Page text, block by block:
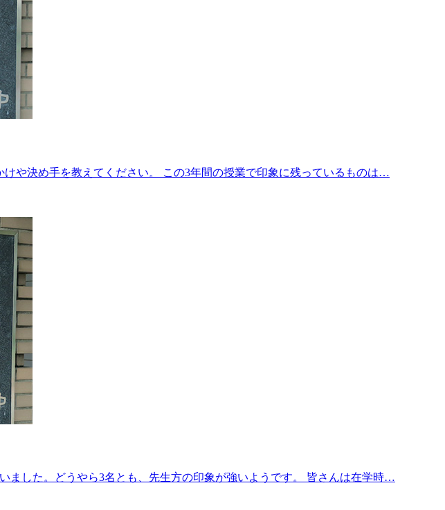
や決め手を教えてください。 この3年間の授業で印象に残っているものは…
ました。どうやら3名とも、先生方の印象が強いようです。 皆さんは在学時…